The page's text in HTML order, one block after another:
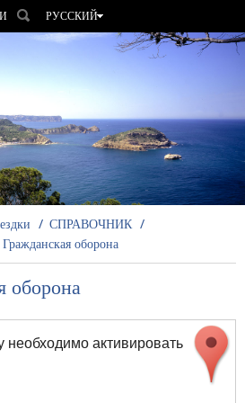
РУССКИЙ
ESPAÑOL
FRANÇAIS
DEUTSCH
СПРАВОЧНИК
Гражданская оборона
оборона
необходимо активировать